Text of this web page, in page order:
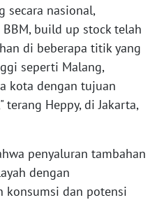
secara nasional,
build up stock telah
di beberapa titik yang
seperti Malang,
kota dengan tujuan
Heppy, di Jakarta,
penyaluran tambahan
dengan
konsumsi dan potensi